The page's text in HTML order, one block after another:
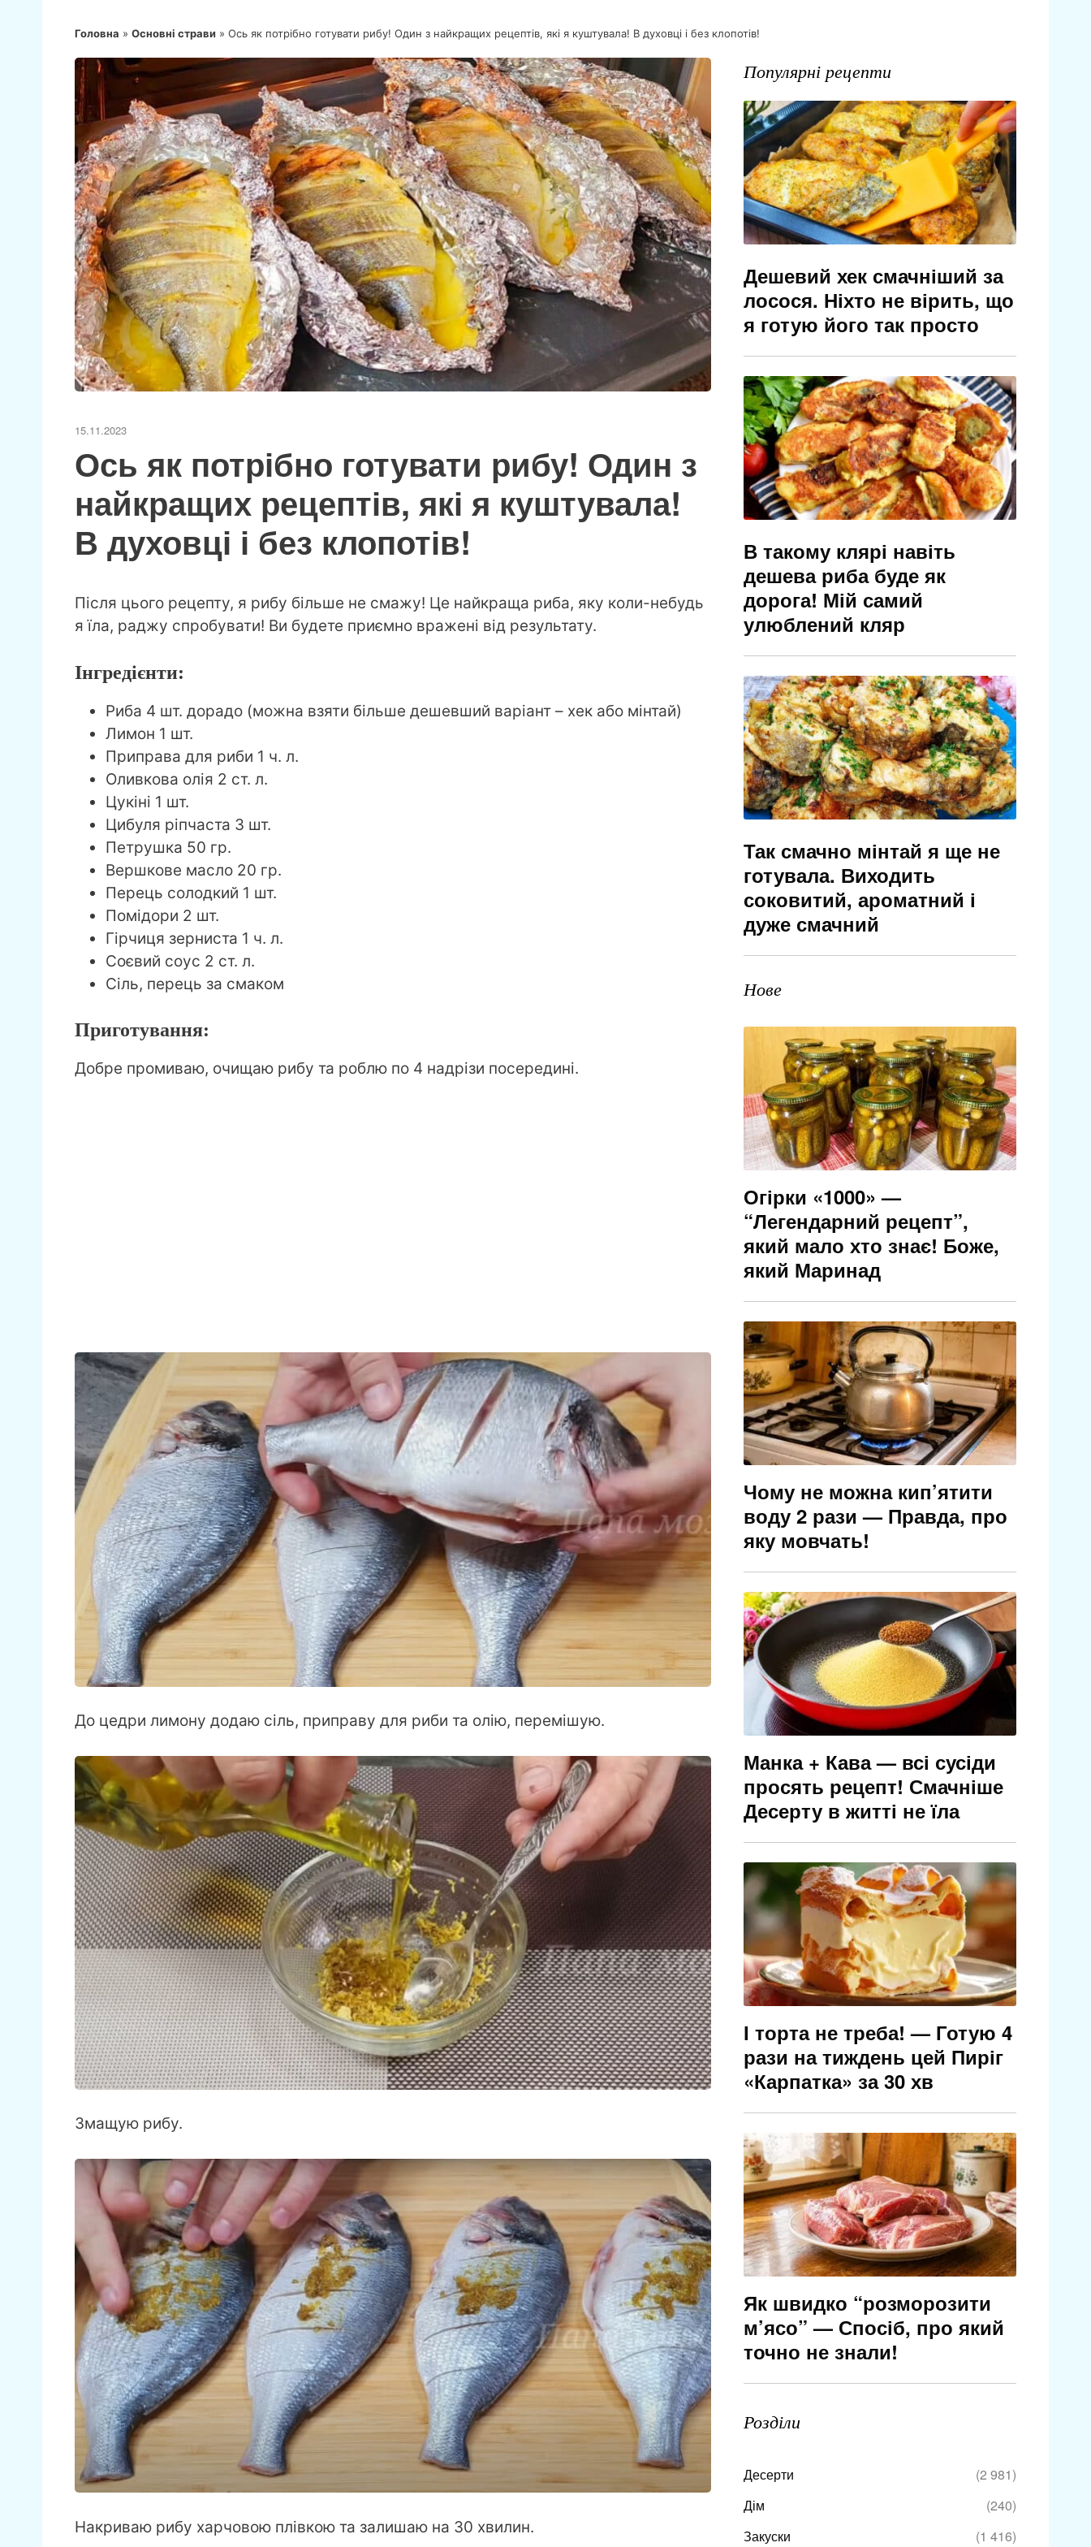
Головна » Основні страви » Ось як потрібно готувати рибу! Один з найкращих рецептів, які я куштувала! В духовці і без клопотів!
15.11.2023
Ось як потрібно готувати рибу! Один з
найкращих рецептів, які я куштувала!
В духовці і без клопотів!
Після цього рецепту, я рибу більше не смажу! Це найкраща риба, яку коли-небудь
я їла, раджу спробувати! Ви будете приємно вражені від результату.
Інгредієнти:
Риба 4 шт. дорадо (можна взяти більше дешевший варіант – хек або мінтай)
Лимон 1 шт.
Приправа для риби 1 ч. л.
Оливкова олія 2 ст. л.
Цукіні 1 шт.
Цибуля ріпчаста 3 шт.
Петрушка 50 гр.
Вершкове масло 20 гр.
Перець солодкий 1 шт.
Помідори 2 шт.
Гірчиця зерниста 1 ч. л.
Соєвий соус 2 ст. л.
Сіль, перець за смаком
Приготування:
Добре промиваю, очищаю рибу та роблю по 4 надрізи посередині.
До цедри лимону додаю сіль, приправу для риби та олію, перемішую.
Змащую рибу.
Накриваю рибу харчовою плівкою та залишаю на 30 хвилин.
Популярні рецепти
Дешевий хек смачніший за
лосося. Ніхто не вірить, що
я готую його так просто
В такому клярі навіть
дешева риба буде як
дорога! Мій самий
улюблений кляр
Так смачно мінтай я ще не
готувала. Виходить
соковитий, ароматний і
дуже смачний
Нове
Огірки «1000» —
“Легендарний рецепт”,
який мало хто знає! Боже,
який Маринад
Чому не можна кип’ятити
воду 2 рази — Правда, про
яку мовчать!
Манка + Кава — всі сусіди
просять рецепт! Смачніше
Десерту в житті не їла
І торта не треба! — Готую 4
рази на тиждень цей Пиріг
«Карпатка» за 30 хв
Як швидко “розморозити
м’ясо” — Спосіб, про який
точно не знали!
Розділи
Десерти
(2 981)
Дім
(240)
Закуски
(1 416)